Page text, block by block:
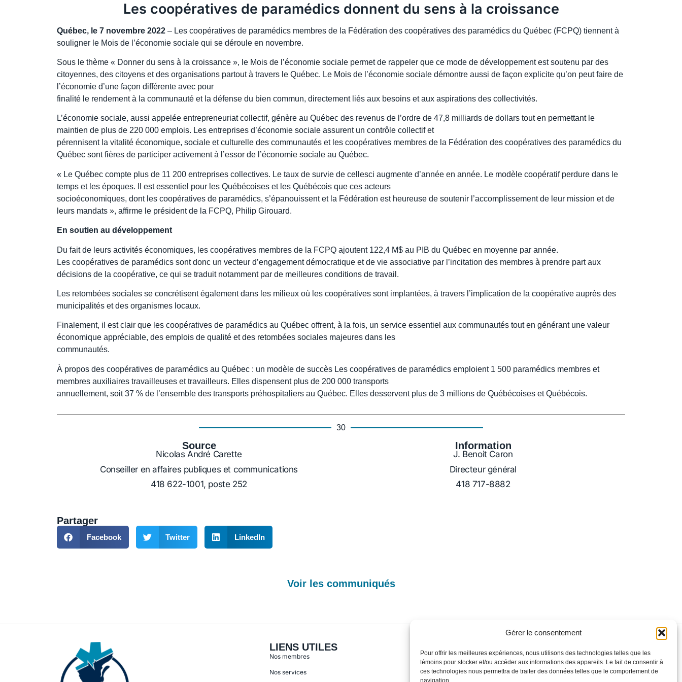
Gérer le consentement
Pour offrir les meilleures expériences, nous utilisons des technologies telles que les
témoins pour stocker et/ou accéder aux informations des appareils. Le fait de consentir à
ces technologies nous permettra de traiter des données telles que le comportement de
Les coopératives de paramédics donnent du sens à la croissance
Québec, le 7 novembre 2022 – Les coopératives de paramédics membres de la Fédération des coopératives des paramédics du Québec (FCPQ) tiennent à
souligner le Mois de l’économie sociale qui se déroule en novembre.
Sous le thème « Donner du sens à la croissance », le Mois de l’économie sociale permet de rappeler que ce mode de développement est soutenu par des
citoyennes, des citoyens et des organisations partout à travers le Québec. Le Mois de l’économie sociale démontre aussi de façon explicite qu’on peut faire de
l’économie d’une façon différente avec pour
finalité le rendement à la communauté et la défense du bien commun, directement liés aux besoins et aux aspirations des collectivités.
L’économie sociale, aussi appelée entrepreneuriat collectif, génère au Québec des revenus de l’ordre de 47,8 milliards de dollars tout en permettant le
maintien de plus de 220 000 emplois. Les entreprises d’économie sociale assurent un contrôle collectif et
pérennisent la vitalité économique, sociale et culturelle des communautés et les coopératives membres de la Fédération des coopératives des paramédics du
Québec sont fières de participer activement à l’essor de l’économie sociale au Québec.
« Le Québec compte plus de 11 200 entreprises collectives. Le taux de survie de cellesci augmente d’année en année. Le modèle coopératif perdure dans le
temps et les époques. Il est essentiel pour les Québécoises et les Québécois que ces acteurs
socioéconomiques, dont les coopératives de paramédics, s’épanouissent et la Fédération est heureuse de soutenir l’accomplissement de leur mission et de
leurs mandats », affirme le président de la FCPQ, Philip Girouard.
En soutien au développement
Du fait de leurs activités économiques, les coopératives membres de la FCPQ ajoutent 122,4 M$ au PIB du Québec en moyenne par année.
Les coopératives de paramédics sont donc un vecteur d’engagement démocratique et de vie associative par l’incitation des membres à prendre part aux
décisions de la coopérative, ce qui se traduit notamment par de meilleures conditions de travail.
Les retombées sociales se concrétisent également dans les milieux où les coopératives sont implantées, à travers l’implication de la coopérative auprès des
municipalités et des organismes locaux.
Finalement, il est clair que les coopératives de paramédics au Québec offrent, à la fois, un service essentiel aux communautés tout en générant une valeur
économique appréciable, des emplois de qualité et des retombées sociales majeures dans les
communautés.
À propos des coopératives de paramédics au Québec : un modèle de succès Les coopératives de paramédics emploient 1 500 paramédics membres et
membres auxiliaires travailleuses et travailleurs. Elles dispensent plus de 200 000 transports
annuellement, soit 37 % de l’ensemble des transports préhospitaliers au Québec. Elles desservent plus de 3 millions de Québécoises et Québécois.
30
Source
Nicolas André Carette
Conseiller en affaires publiques et communications
418 622-1001, poste 252
Information
J. Benoit Caron
Directeur général
418 717-8882
Partager
Facebook Twitter LinkedIn
Voir les communiqués
LIENS UTILES
Nos membres
Nos services
155, boul. Charest Est, bureau 120 Québec (Québec) G1K 3G6
418-622-1001